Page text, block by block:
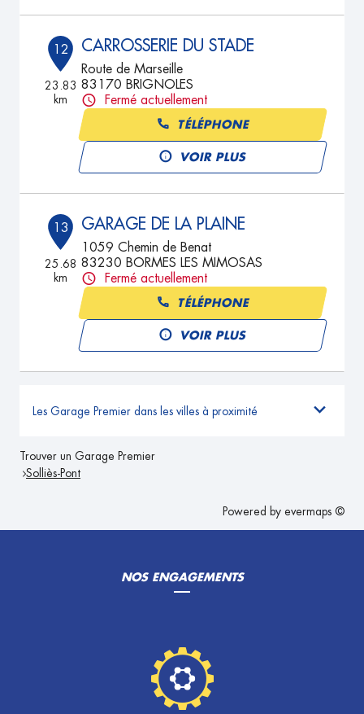
12
23.83
km
CARROSSERIE DU STADE
Route de Marseille
83170 BRIGNOLES
Fermé actuellement
TÉLÉPHONE
VOIR PLUS
13
25.68
km
GARAGE DE LA PLAINE
1059 Chemin de Benat
83230 BORMES LES MIMOSAS
Fermé actuellement
TÉLÉPHONE
VOIR PLUS
Les Garage Premier dans les villes à proximité
Trouver un Garage Premier
Solliès-Pont
Powered by evermaps ©
NOS ENGAGEMENTS